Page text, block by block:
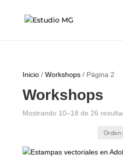
Inicio/ Workshops/ Página 2
Workshops
Mostrando 10–18 de 26